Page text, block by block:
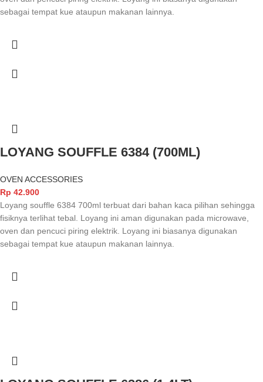
sebagai tempat kue ataupun makanan lainnya.
LOYANG SOUFFLE 6384 (700ML)
OVEN ACCESSORIES
Rp 42.900
Loyang souffle 6384 700ml terbuat dari bahan kaca pilihan sehingga
fisiknya terlihat tebal. Loyang ini aman digunakan pada microwave,
oven dan pencuci piring elektrik. Loyang ini biasanya digunakan
sebagai tempat kue ataupun makanan lainnya.